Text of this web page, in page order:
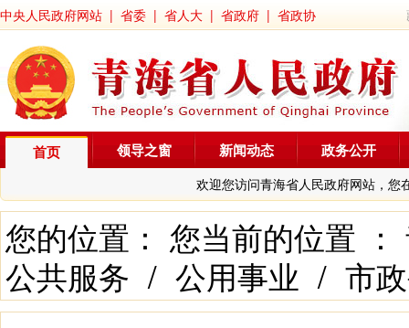
中央人民政府网站 | 省委 | 省人大 | 省政府 | 省政协
首页
欢迎您访问青海省人民政府网站，您
领导之窗 新闻动态 政务公开
您的位置： 您当前的位置 ：
公共服务 / 公用事业 / 市